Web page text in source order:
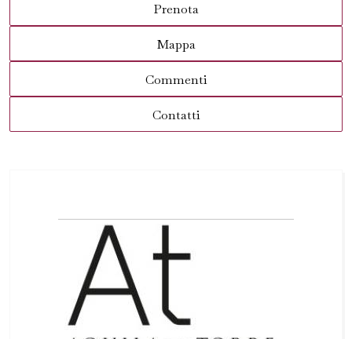
Prenota
Mappa
Commenti
Contatti